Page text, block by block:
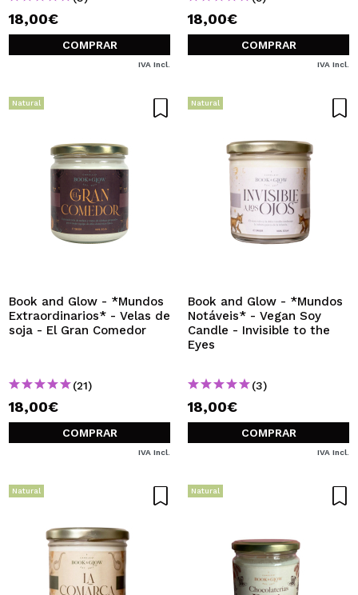
18,00€
COMPRAR
IVA Incl.
18,00€
COMPRAR
IVA Incl.
Natural
Book and Glow - *Mundos
Extraordinarios* - Velas de
soja - El Gran Comedor
(21)
18,00€
COMPRAR
IVA Incl.
Natural
Book and Glow - *Mundos
Notáveis* - Vegan Soy
Candle - Invisible to the
Eyes
(3)
18,00€
COMPRAR
IVA Incl.
Natural Natural